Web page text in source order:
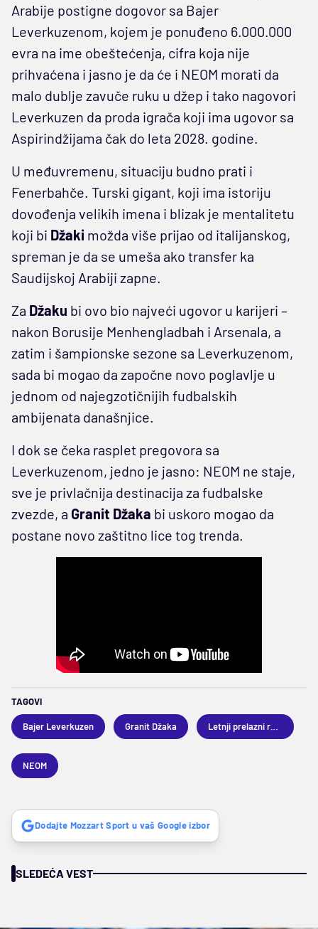
Arabije postigne dogovor sa Bajer
Leverkuzenom, kojem je ponuđeno 6.000.000
evra na ime obeštećenja, cifra koja nije
prihvaćena i jasno je da će i NEOM morati da
malo dublje zavuče ruku u džep i tako nagovori
Leverkuzen da proda igrača koji ima ugovor sa
Aspirindžijama čak do leta 2028. godine.
U međuvremenu, situaciju budno prati i
Fenerbahče. Turski gigant, koji ima istoriju
dovođenja velikih imena i blizak je mentalitetu
koji bi Džaki možda više prijao od italijanskog,
spreman je da se umeša ako transfer ka
Saudijskoj Arabiji zapne.
Za Džaku bi ovo bio najveći ugovor u karijeri –
nakon Borusije Menhengladbah i Arsenala, a
zatim i šampionske sezone sa Leverkuzenom,
sada bi mogao da započne novo poglavlje u
jednom od najegzotičnijih fudbalskih
ambijenata današnjice.
I dok se čeka rasplet pregovora sa
Leverkuzenom, jedno je jasno: NEOM ne staje,
sve je privlačnija destinacija za fudbalske
zvezde, a Granit Džaka bi uskoro mogao da
postane novo zaštitno lice tog trenda.
TAGOVI
Bajer Leverkuzen Granit Džaka
NEOM
Dodajte Mozzart Sport u vaš Google izbor
SLEDEĆA VEST